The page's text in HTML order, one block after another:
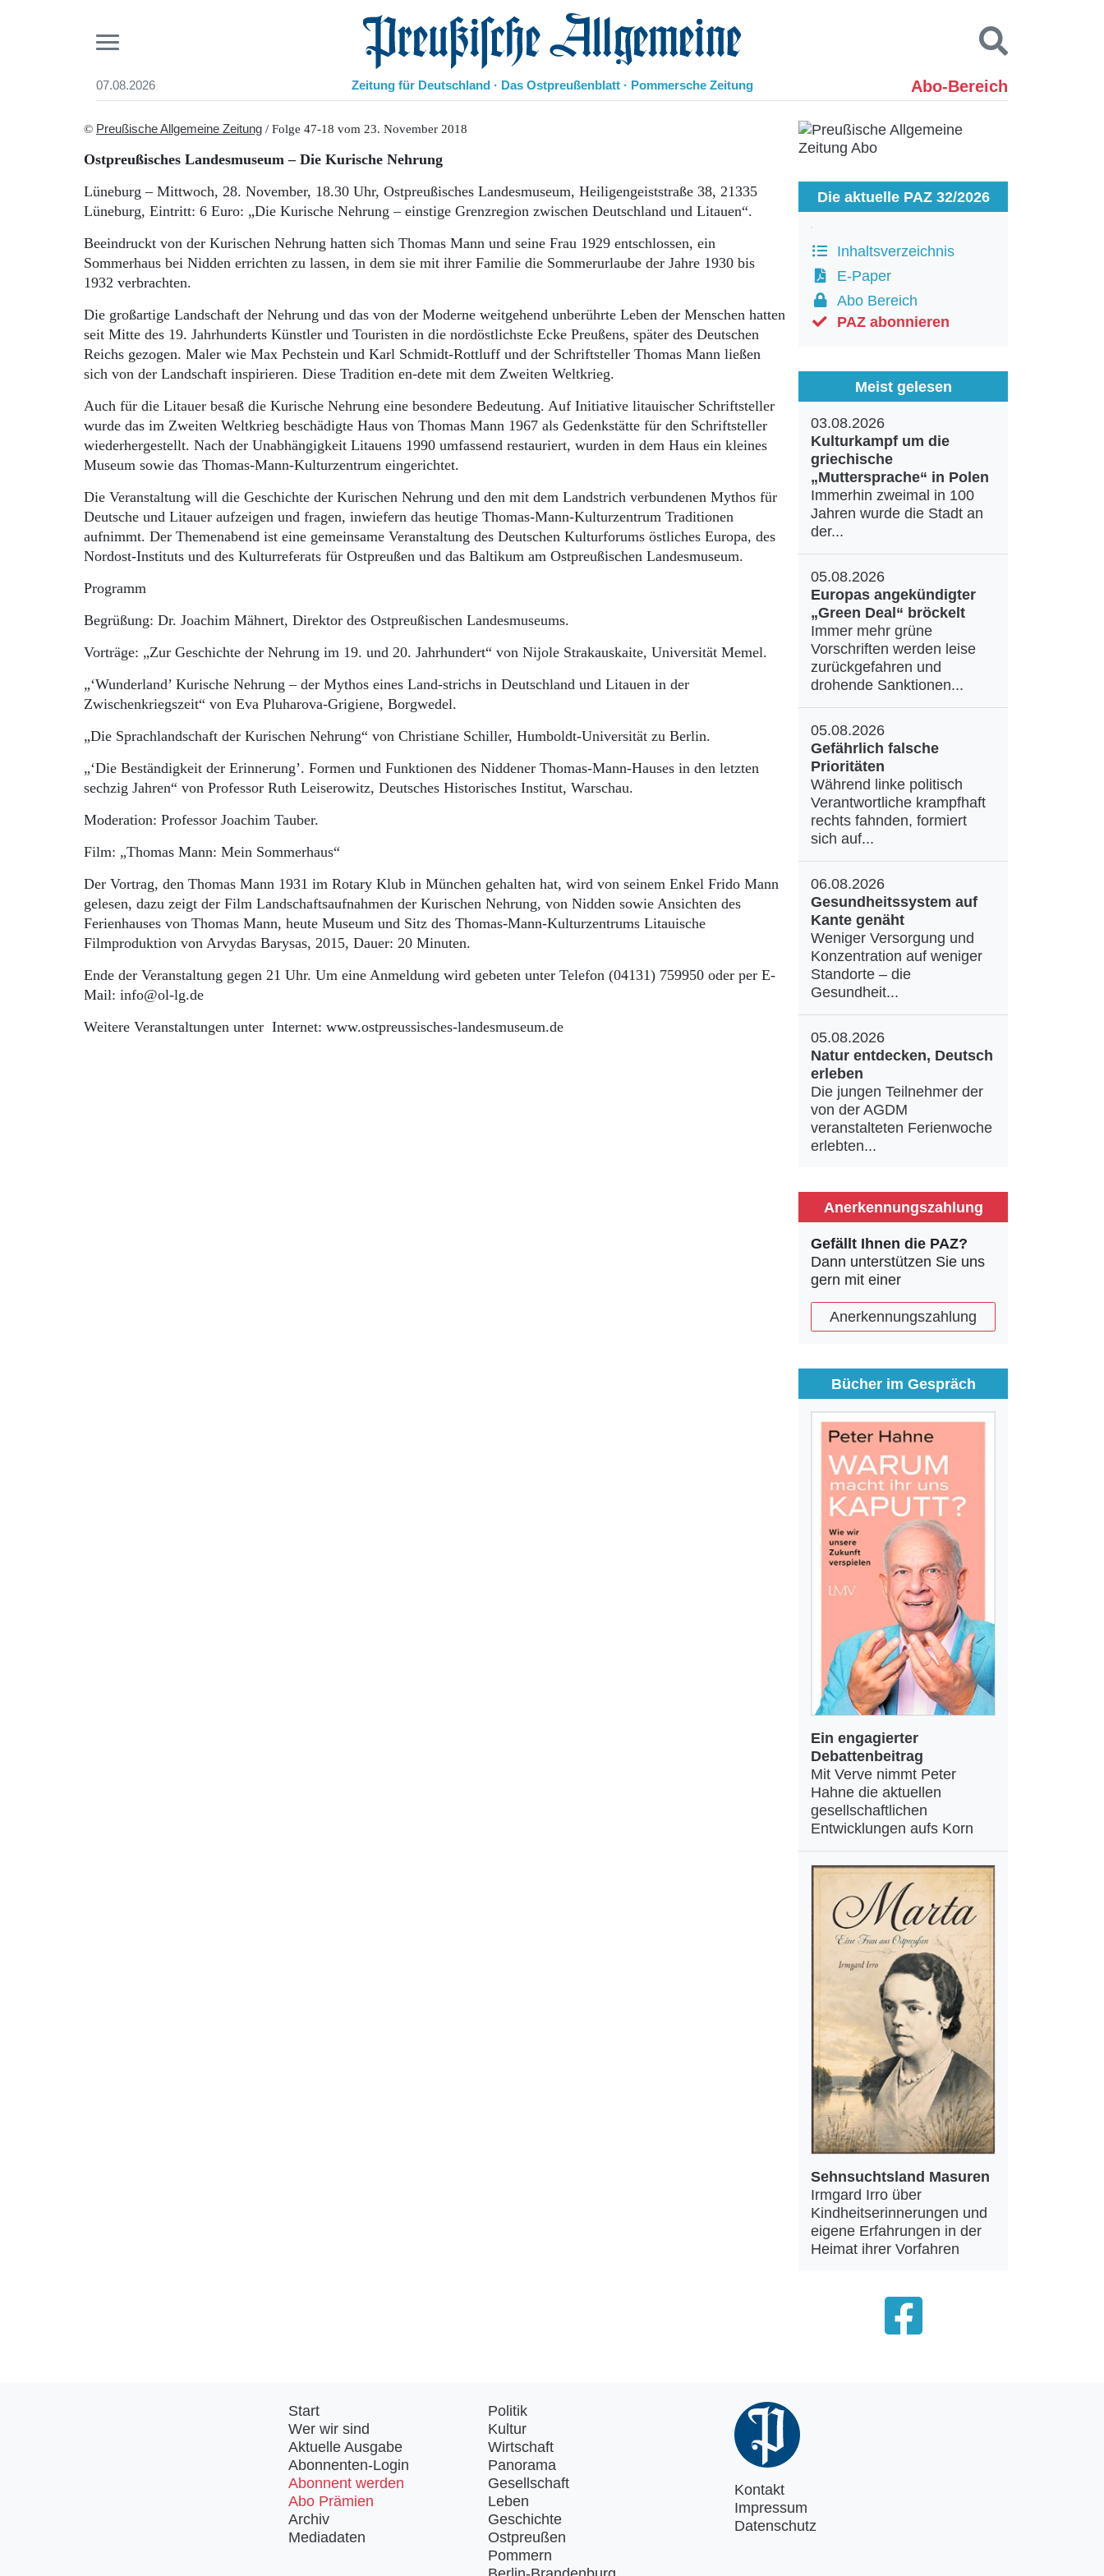
07.08.2026 Preußische Allgemeine Zeitung
Zeitung für Deutschland · Das Ostpreußenblatt · Pommersche Zeitung Abo-Bereich
Start
Aktuelle Ausgabe
Abonnenten-Login
Abonnent werden
Abo Prämien
Archiv
Mediadaten
Panorama
Gesellschaft
Leben
Geschichte
Ostpreußen
Schlesien
Danzig und Westpreußen
Bücher
Kontakt
Suchen und finden
© Preußische Allgemeine Zeitung / Folge 47-18 vom 23. November 2018
Ostpreußisches Landesmuseum – Die Kurische Nehrung
Lüneburg – Mittwoch, 28. November, 18.30 Uhr, Ostpreußisches Landesmuseum, Heiligengeiststraße 38, 21335
Lüneburg, Eintritt: 6 Euro: „Die Kurische Nehrung – einstige Grenzregion zwischen Deutschland und Litauen“.
Beeindruckt von der Kurischen Nehrung hatten sich Thomas Mann und seine Frau 1929 entschlossen, ein
Sommerhaus bei Nidden errichten zu lassen, in dem sie mit ihrer Familie die Sommerurlaube der Jahre 1930 bis
1932 verbrachten.
Die großartige Landschaft der Nehrung und das von der Moderne weitgehend unberührte Leben der Menschen hatten
seit Mitte des 19. Jahrhunderts Künstler und Touristen in die nordöstlichste Ecke Preußens, später des Deutschen
Reichs gezogen. Maler wie Max Pechstein und Karl Schmidt-Rottluff und der Schriftsteller Thomas Mann ließen
sich von der Landschaft inspirieren. Diese Tradition en-dete mit dem Zweiten Weltkrieg.
Auch für die Litauer besaß die Kurische Nehrung eine besondere Bedeutung. Auf Initiative litauischer Schriftsteller
wurde das im Zweiten Weltkrieg beschädigte Haus von Thomas Mann 1967 als Gedenkstätte für den Schriftsteller
wiederhergestellt. Nach der Unabhängigkeit Litauens 1990 umfassend restauriert, wurden in dem Haus ein kleines
Museum sowie das Thomas-Mann-Kulturzentrum eingerichtet.
Die Veranstaltung will die Geschichte der Kurischen Nehrung und den mit dem Landstrich verbundenen Mythos für
Deutsche und Litauer aufzeigen und fragen, inwiefern das heutige Thomas-Mann-Kulturzentrum Traditionen
aufnimmt. Der Themenabend ist eine gemeinsame Veranstaltung des Deutschen Kulturforums östliches Europa, des
Nordost-Instituts und des Kulturreferats für Ostpreußen und das Baltikum am Ostpreußischen Landesmuseum.
Programm
Begrüßung: Dr. Joachim Mähnert, Direktor des Ostpreußischen Landesmuseums.
Vorträge: „Zur Geschichte der Nehrung im 19. und 20. Jahrhundert“ von Nijole Strakauskaite, Universität Memel.
„‘Wunderland’ Kurische Nehrung – der Mythos eines Land-strichs in Deutschland und Litauen in der
Zwischenkriegszeit“ von Eva Pluharova-Grigiene, Borgwedel.
„Die Sprachlandschaft der Kurischen Nehrung“ von Christiane Schiller, Humboldt-Universität zu Berlin.
„‘Die Beständigkeit der Erinnerung’. Formen und Funktionen des Niddener Thomas-Mann-Hauses in den letzten
sechzig Jahren“ von Professor Ruth Leiserowitz, Deutsches Historisches Institut, Warschau.
Moderation: Professor Joachim Tauber.
Film: „Thomas Mann: Mein Sommerhaus“
Der Vortrag, den Thomas Mann 1931 im Rotary Klub in München gehalten hat, wird von seinem Enkel Frido Mann
gelesen, dazu zeigt der Film Landschaftsaufnahmen der Kurischen Nehrung, von Nidden sowie Ansichten des
Ferienhauses von Thomas Mann, heute Museum und Sitz des Thomas-Mann-Kulturzentrums Litauische
Filmproduktion von Arvydas Barysas, 2015, Dauer: 20 Minuten.
Ende der Veranstaltung gegen 21 Uhr. Um eine Anmeldung wird gebeten unter Telefon (04131) 759950 oder per E-
Mail: info@ol-lg.de
Weitere Veranstaltungen unter Internet: www.ostpreussisches-landesmuseum.de
Die aktuelle PAZ 32/2026
Inhaltsverzeichnis
E-Paper
Abo Bereich
PAZ abonnieren
Meist gelesen
03.08.2026
Kulturkampf um die
griechische
„Muttersprache“ in Polen
Immerhin zweimal in 100
Jahren wurde die Stadt an
der...
05.08.2026
Europas angekündigter
„Green Deal“ bröckelt
Immer mehr grüne
Vorschriften werden leise
zurückgefahren und
drohende Sanktionen...
05.08.2026
Gefährlich falsche
Prioritäten
Während linke politisch
Verantwortliche krampfhaft
rechts fahnden, formiert
sich auf...
06.08.2026
Gesundheitssystem auf
Kante genäht
Weniger Versorgung und
Konzentration auf weniger
Standorte – die
Gesundheit...
05.08.2026
Natur entdecken, Deutsch
erleben
Die jungen Teilnehmer der
von der AGDM
veranstalteten Ferienwoche
erlebten...
Anerkennungszahlung
Gefällt Ihnen die PAZ?
Dann unterstützen Sie uns
gern mit einer
Anerkennungszahlung
Bücher im Gespräch
Ein engagierter
Debattenbeitrag
Mit Verve nimmt Peter
Hahne die aktuellen
gesellschaftlichen
Entwicklungen aufs Korn
Sehnsuchtsland Masuren
Irmgard Irro über
Kindheitserinnerungen und
eigene Erfahrungen in der
Heimat ihrer Vorfahren
Start
Wer wir sind
Aktuelle Ausgabe
Abonnenten-Login
Abonnent werden
Abo Prämien
Archiv
Mediadaten
Politik
Kultur
Wirtschaft
Panorama
Gesellschaft
Leben
Geschichte
Ostpreußen
Pommern
Kontakt
Impressum
Datenschutz